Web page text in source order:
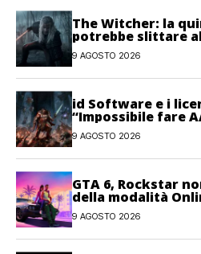
The Witcher: la
potrebbe slittare al
9 AGOSTO 2026
id Software e i
“Impossibile fare
personale”
9 AGOSTO 2026
GTA 6, Rockstar
della modalità
player
9 AGOSTO 2026